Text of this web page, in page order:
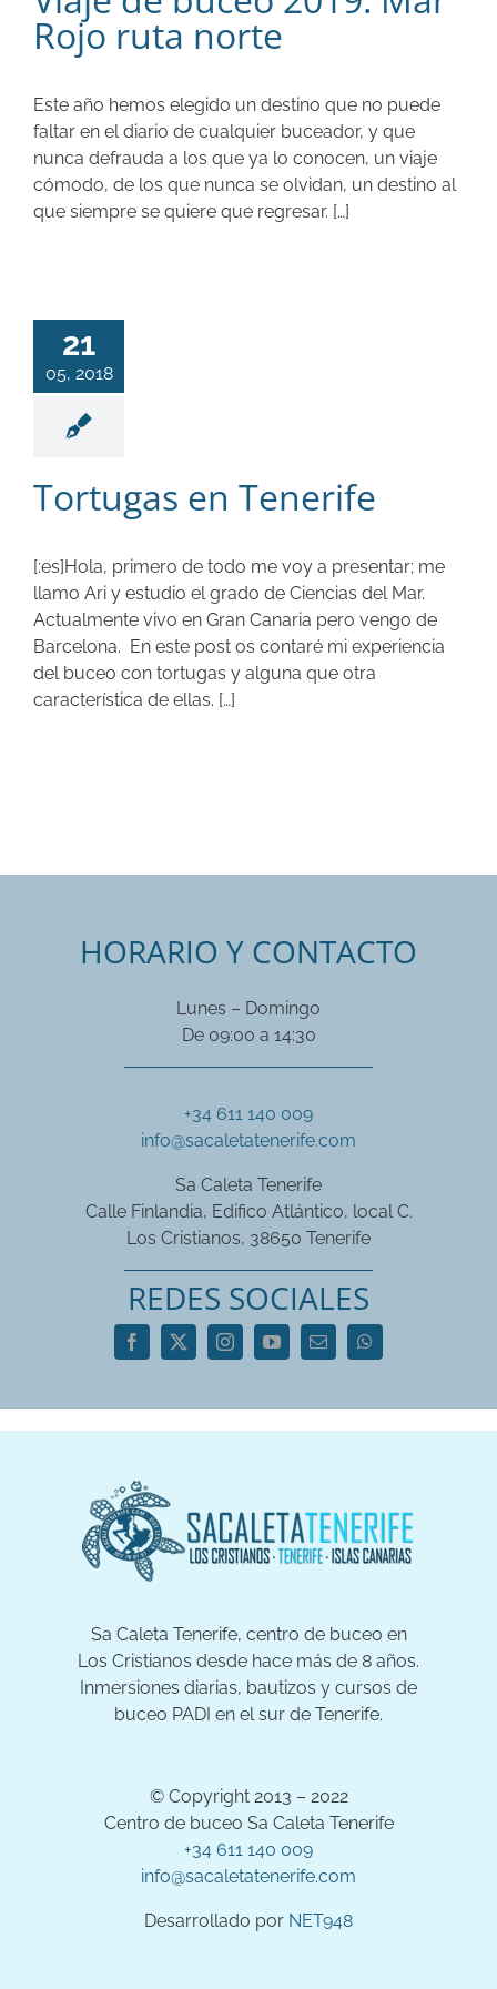
Rojo ruta norte
Este año hemos elegido un destino que no puede
faltar en el diario de cualquier buceador, y que
nunca defrauda a los que ya lo conocen, un viaje
cómodo, de los que nunca se olvidan, un destino al
que siempre se quiere que regresar. […]
21
05, 2018
Tortugas en Tenerife
[:es]Hola, primero de todo me voy a presentar; me
llamo Ari y estudio el grado de Ciencias del Mar.
Actualmente vivo en Gran Canaria pero vengo de
Barcelona. En este post os contaré mi experiencia
del buceo con tortugas y alguna que otra
característica de ellas. […]
HORARIO Y CONTACTO
Lunes – Domingo
De 09:00 a 14:30
+34 611 140 009
info@sacaletatenerife.com
Sa Caleta Tenerife
Calle Finlandia, Edifico Atlántico, local C.
Los Cristianos, 38650 Tenerife
REDES SOCIALES
Sa Caleta Tenerife, centro de buceo en
Los Cristianos desde hace más de 8 años.
Inmersiones diarias, bautizos y cursos de
buceo PADI en el sur de Tenerife.
© Copyright 2013 – 2022
Centro de buceo Sa Caleta Tenerife
+34 611 140 009
info@sacaletatenerife.com
Desarrollado por NET948